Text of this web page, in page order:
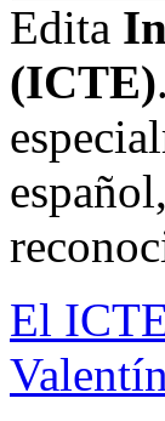
Edita
(ICTE)
El